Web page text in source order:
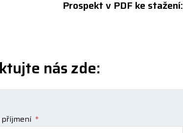
Prospekt v PDF ke stažení:
nás zde:
příjmení *